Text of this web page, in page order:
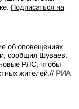
Подписаться на
об оповещениях
сообщил Шуваев.
новые РЛС, чтобы
жителей.// РИА